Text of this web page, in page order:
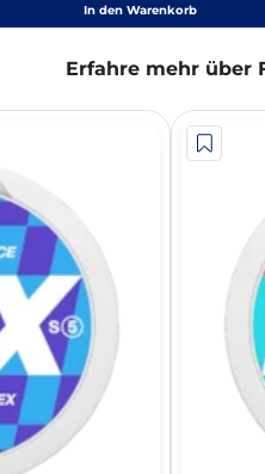
In den Warenkorb
Erfahre mehr über